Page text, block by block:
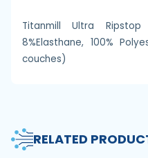
Titanmill Ultra
8%Elasthane, 100%
couches)
RELATED